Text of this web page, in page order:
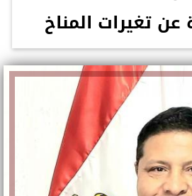
تغيرات المناخ